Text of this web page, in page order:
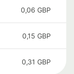
0,06 GBP
0,15 GBP
0,31 GBP